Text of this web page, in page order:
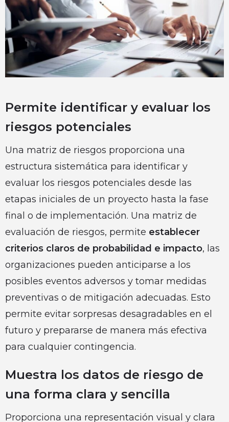
Permite identificar y evaluar los
riesgos potenciales
Una matriz de riesgos proporciona una
estructura sistemática para identificar y
evaluar los riesgos potenciales desde las
etapas iniciales de un proyecto hasta la fase
final o de implementación. Una matriz de
evaluación de riesgos, permite establecer
criterios claros de probabilidad e impacto, las
organizaciones pueden anticiparse a los
posibles eventos adversos y tomar medidas
preventivas o de mitigación adecuadas. Esto
permite evitar sorpresas desagradables en el
futuro y prepararse de manera más efectiva
para cualquier contingencia.
Muestra los datos de riesgo de
una forma clara y sencilla
Proporciona una representación visual y clara